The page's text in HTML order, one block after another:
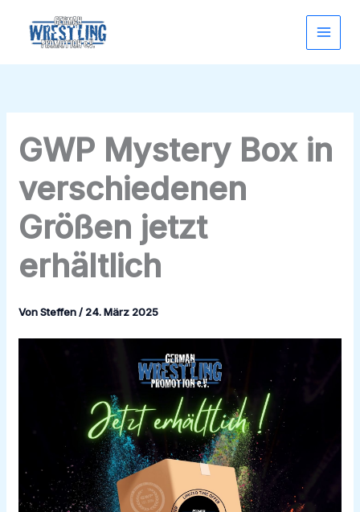
springen
GWP Mystery Box in
verschiedenen
Größen jetzt
erhältlich
VonSteffen/ 24. März 2025